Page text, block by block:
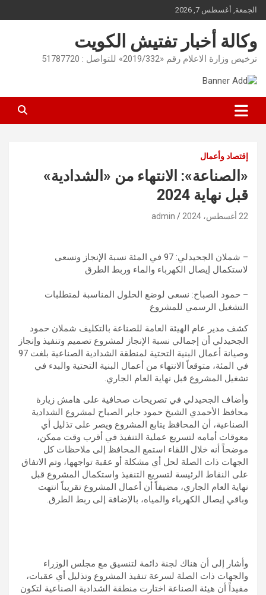
Skip
to
content
الجمعة, أغسطس 7, 2026
وكالة أخبار تفتيش الكويت
ترخيص وزارة الاعلام رقم «2019/332» للتواصل : 51787720
إقتصاد وأعمال
«الصناعة»: الانتهاء من «الشدادية»
قبل نهاية 2024
22 أغسطس، 2024 admin
– شملان الجحيدلي: 97 في المئة نسبة الإنجاز ونسعى
لاستكمال إيصال الكهرباء والماء وربط الطرق
– حمود الصباح: نسعى لوضع الحلول المناسبة لمتطلبات
التشغيل الرسمي للمشروع
كشف مدير عام الهيئة العامة للصناعة بالتكليف شملان حمود
الجحيدلي أن إجمالي نسبة الإنجاز لمشروع تصميم وتنفيذ وإنجاز
وصيانة أعمال البنية التحتية لمنطقة الشدادية الصناعية بلغت 97
في المئة، متوقعاً الانتهاء من أعمال البنية التحتية والبدء في
تشغيل المشروع قبل نهاية العام الجاري.
وأضاف الجحيدلي في تصريحات صحافية على هامش زيارة
محافظ الأحمدي الشيخ حمود جابر الصباح لمشروع الشدادية
الصناعية، أن المحافظ يتابع المشروع ويصر على تذليل أي
معوقات أمامه لتسريع عملية التنفيذ في أقرب وقت ممكن،
موضحاً أنه خلال اللقاء استمع المحافظ إلى ملاحظات كل
الجهات ذات الصلة لحل أي مشكلة أو عقبة تواجهها، وتم الاتفاق
على النقاط الرئيسة لتسريع التنفيذ واستكمال المشروع قبل
نهاية العام الجاري، مضيفاً أن أعمال المشروع تقريباً انتهت
وباقي إيصال الكهرباء والمياه، بالإضافة إلى ربط الطرق.
وأشار إلى أن هناك لجنة دائمة لتنسيق مع مجلس الوزراء
والجهات ذات الصلة لسرعة تنفيذ المشروع وتذليل أي عقبات،
مفيداً أن هيئة الصناعة اختارت منطقة الشدادية الصناعية لتكون